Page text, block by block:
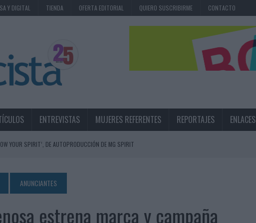
Y DIGITAL TIENDA OFERTA EDITORIAL QUIERO SUSCRIBIRME CONTACTO
ENTREVISTAS MUJERES REFERENTES REPORTAJES ENLACES
YOUR SPIRIT’, DE AUTOPRODUCCIÓN DE MG SPIRIT
MARCA CON UNA ESTRATEGIA 360º CENTRADA EN EL ORIGEN BARCELONÉS
NUEVO SINGLE DE ARÓN PIPER EN UNA EXPERIENCIA DE MARCA EN IBIZA
ANUNCIANTES
estrena marca y campaña